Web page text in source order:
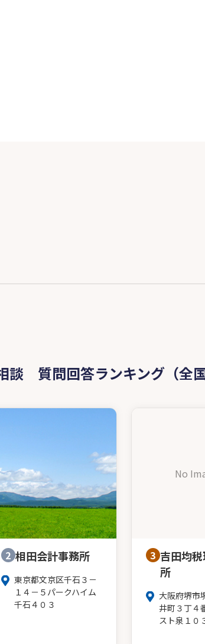
談 質問回答ランキング（全国
2 相田会計事務所
東京都文京区千石３－
１４－５パークハイム
千石４０３
No
3 吉田均
所
大阪府堺市
井町３丁４
スト泉１０